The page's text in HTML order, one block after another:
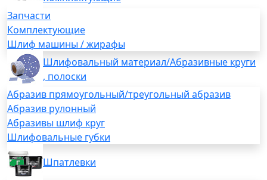
Запчасти
Комплектующие
Шлиф машины / жирафы
Шлифовальный материал/Абразивные круги
, полоски
Абразив прямоугольный/треугольный абразив
Абразив рулонный
Абразивы шлиф круг
Шлифовальные губки
Шпатлевки